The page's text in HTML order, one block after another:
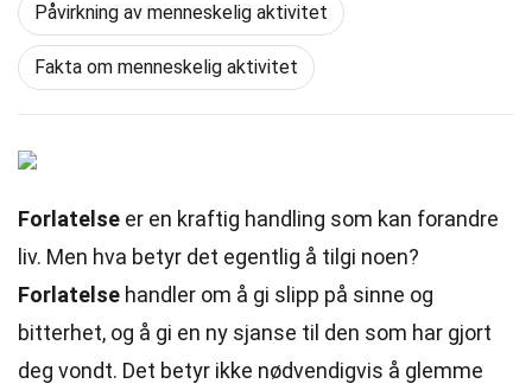
Påvirkning av menneskelig aktivitet
Fakta om menneskelig aktivitet
Forlatelse er en kraftig handling som kan forandre
liv. Men hva betyr det egentlig å tilgi noen?
Forlatelse handler om å gi slipp på sinne og
bitterhet, og å gi en ny sjanse til den som har gjort
deg vondt. Det betyr ikke nødvendigvis å glemme